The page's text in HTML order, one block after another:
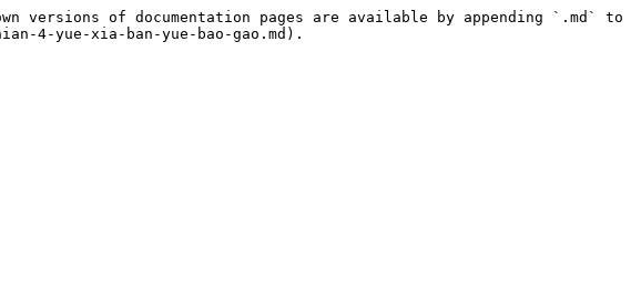
of documentation pages are available by appending `.md` to
4-yue-xia-ban-yue-bao-gao.md).